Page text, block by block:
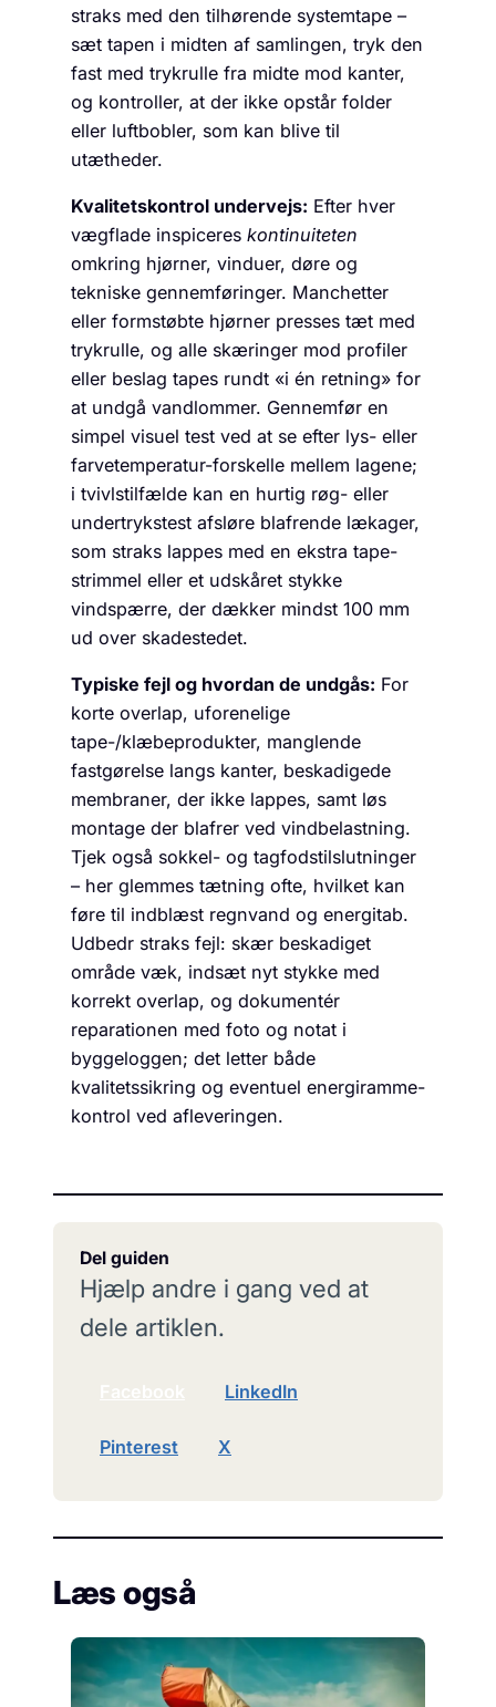
straks med den tilhørende systemtape –
sæt tapen i midten af samlingen, tryk den
fast med trykrulle fra midte mod kanter,
og kontroller, at der ikke opstår folder
eller luftbobler, som kan blive til
utætheder.
Kvalitetskontrol undervejs: Efter hver
vægflade inspiceres kontinuiteten
omkring hjørner, vinduer, døre og
tekniske gennemføringer. Manchetter
eller formstøbte hjørner presses tæt med
trykrulle, og alle skæringer mod profiler
eller beslag tapes rundt «i én retning» for
at undgå vandlommer. Gennemfør en
simpel visuel test ved at se efter lys- eller
farvetemperatur-forskelle mellem lagene;
i tvivlstilfælde kan en hurtig røg- eller
undertrykstest afsløre blafrende lækager,
som straks lappes med en ekstra tape-
strimmel eller et udskåret stykke
vindspærre, der dækker mindst 100 mm
ud over skadestedet.
Typiske fejl og hvordan de undgås: For
korte overlap, uforenelige
tape-/klæbeprodukter, manglende
fastgørelse langs kanter, beskadigede
membraner, der ikke lappes, samt løs
montage der blafrer ved vindbelastning.
Tjek også sokkel- og tagfodstilslutninger
– her glemmes tætning ofte, hvilket kan
føre til indblæst regnvand og energitab.
Udbedr straks fejl: skær beskadiget
område væk, indsæt nyt stykke med
korrekt overlap, og dokumentér
reparationen med foto og notat i
byggeloggen; det letter både
kvalitetssikring og eventuel energiramme-
kontrol ved afleveringen.
Del guiden
Hjælp andre i gang ved at
dele artiklen.
LinkedIn
Pinterest X
Læs også